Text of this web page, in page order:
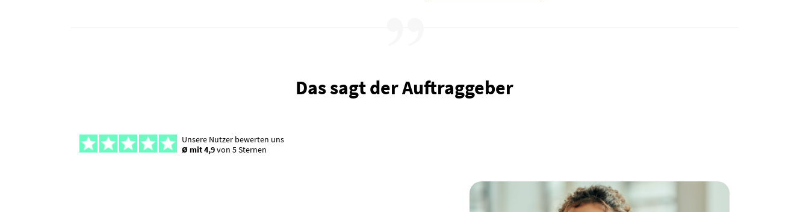
Das sagt der Auftraggeber
Unsere Nutzer bewerten uns
Ø mit 4,9von 5 Sternen